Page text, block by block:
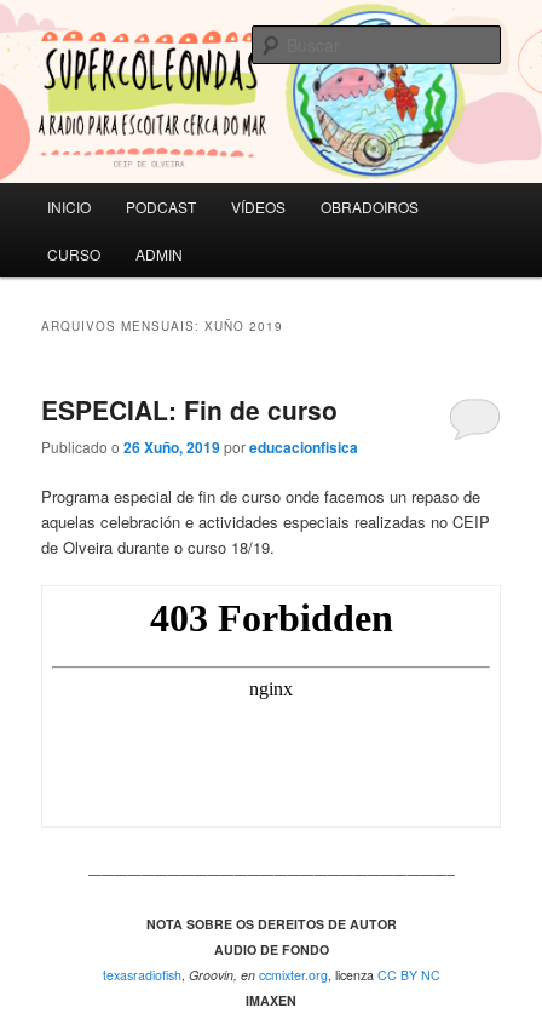
Saltar
ao
contido
principal
Saltar
ao
contido
secundarioSUPERCOLEONDAS
A RADIO PARA ESCOITAR CERCA DO MAR | CEIP de Olveira
principal
INICIO PODCAST VÍDEOS OBRADOIROS
CURSO ADMIN
ARQUIVOS MENSUAIS:XUÑO 2019
ESPECIAL: Fin de curso
Publicado o26 Xuño, 2019poreducacionfisica
Programa especial de fin de curso onde facemos un repaso de
aquelas celebración e actividades especiais realizadas no CEIP
de Olveira durante o curso 18/19.
———————————————————————————–
NOTA SOBRE OS DEREITOS DE AUTOR
AUDIO DE FONDO
texasradiofish, Groovin, en ccmixter.org, licenza CC BY NC
IMAXEN